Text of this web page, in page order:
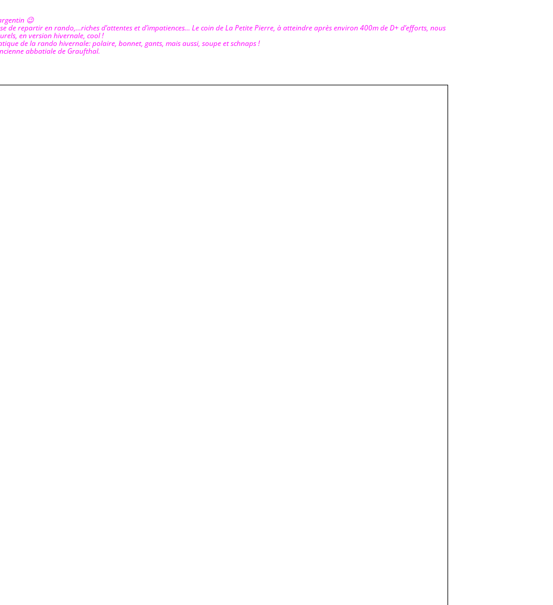
😉
de repartir en rando,…riches d’attentes et d’impatiences… Le coin de La Petite Pierre, à atteindre après environ 400m de D+ d’efforts, nous
en version hivernale, cool !
de la rando hivernale: polaire, bonnet, gants, mais aussi, soupe et schnaps !
abbatiale de Graufthal.